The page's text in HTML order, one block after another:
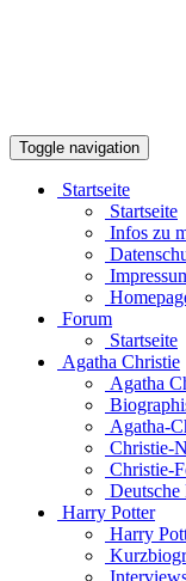
Toggle navigation
Startseite
Startseite
Infos zu
Forum
Startseite
Agatha Christie
Agatha
Agatha-
Christie-
Christie-
Deutsche
Harry Potter
Harry